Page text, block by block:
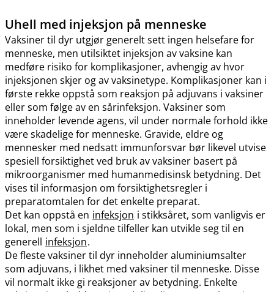
Uhell med injeksjon på menneske
Vaksiner til dyr utgjør generelt sett ingen helsefare for
menneske, men utilsiktet injeksjon av vaksine kan
medføre risiko for komplikasjoner, avhengig av hvor
injeksjonen skjer og av vaksinetype. Komplikasjoner kan i
første rekke oppstå som reaksjon på adjuvans i vaksiner
eller som følge av en sårinfeksjon. Vaksiner som
inneholder levende agens, vil under normale forhold ikke
være skadelige for menneske. Gravide, eldre og
mennesker med nedsatt immunforsvar bør likevel utvise
spesiell forsiktighet ved bruk av vaksiner basert på
mikroorganismer med humanmedisinsk betydning. Det
vises til informasjon om forsiktighetsregler i
preparatomtalen for det enkelte preparat.
Det kan oppstå en infeksjon i stikksåret, som vanligvis er
lokal, men som i sjeldne tilfeller kan utvikle seg til en
generell infeksjon.
De fleste vaksiner til dyr inneholder aluminiumsalter
som adjuvans, i likhet med vaksiner til menneske. Disse
vil normalt ikke gi reaksjoner av betydning. Enkelte